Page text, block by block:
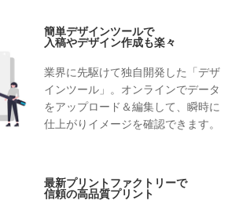
簡単デザインツールで
入稿やデザイン作成も楽々
業界に先駆けて独自開発した「デザ
インツール」。オンラインでデータ
をアップロード＆編集して、瞬時に
仕上がりイメージを確認できます。
最新プリントファクトリーで
信頼の高品質プリント